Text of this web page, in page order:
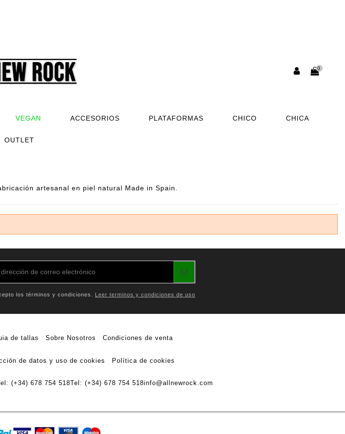
0
VEGAN ACCESORIOS PLATAFORMAS CHICO CHICA
OUTLET
artesanal en piel natural Made in Spain.
los términos y condiciones. Leer terminos y condiciones de uso
de tallas Sobre Nosotros Condiciones de venta
de datos y uso de cookies Política de cookies
(+34) 678 754 518Tel: (+34) 678 754 518info@allnewrock.com